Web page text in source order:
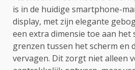
is in de huidige smartphone-
display, met zijn elegante
een extra dimensie toe aan het
grenzen tussen het scherm en
vervagen. Dit zorgt niet alleen